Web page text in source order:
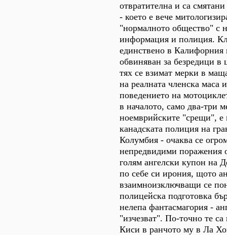
отвратителна и са
- което е вече
"нормалното общество" с
информация и полиция.
единствено в Калифорния
обвиняван за безредици
тях се взимат мерки в
на реалната членска маса
поведението на
в началото, само два-три
ноемврийските "срещи", е
канадската полиция на
Колумбия - очаква се
непредвидими поражения
голям ангелски купон на
по себе си ирония, щото
взаимноизключващи се
полицейска подготовка
нелепа фантасмагория -
"изчезват". По-точно те
Киси в ранчото му в Ла